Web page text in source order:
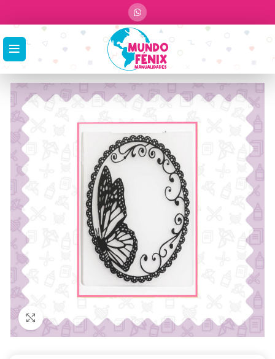
Click para agrandar